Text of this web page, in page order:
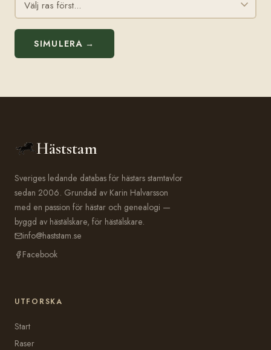
SIMULERA →
Häststam
Sveriges ledande databas för hästars stamtavlor
sedan 2006. Grundad av Karin Halvarsson
med en passion för hästar och genealogi —
byggd av hästälskare, för hästälskare.
info@haststam.se
Facebook
UTFORSKA
Start
Raser